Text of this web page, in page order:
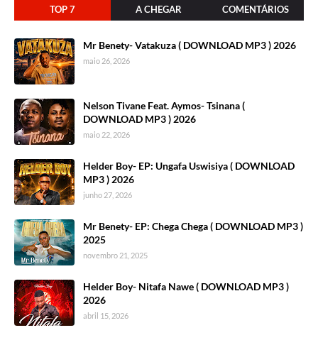
TOP 7 A CHEGAR COMENTÁRIOS
Mr Benety- Vatakuza ( DOWNLOAD MP3 ) 2026
maio 26, 2026
Nelson Tivane Feat. Aymos- Tsinana (
DOWNLOAD MP3 ) 2026
maio 22, 2026
Helder Boy- EP: Ungafa Uswisiya ( DOWNLOAD
MP3 ) 2026
junho 27, 2026
Mr Benety- EP: Chega Chega ( DOWNLOAD MP3 )
2025
novembro 21, 2025
Helder Boy- Nitafa Nawe ( DOWNLOAD MP3 )
2026
abril 15, 2026